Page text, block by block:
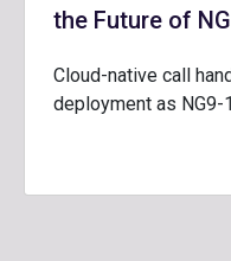
the Future of
Cloud-native call
deployment as